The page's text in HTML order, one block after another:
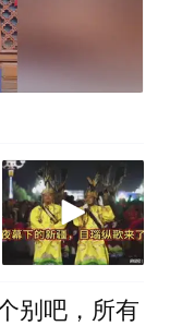
别吧，所有